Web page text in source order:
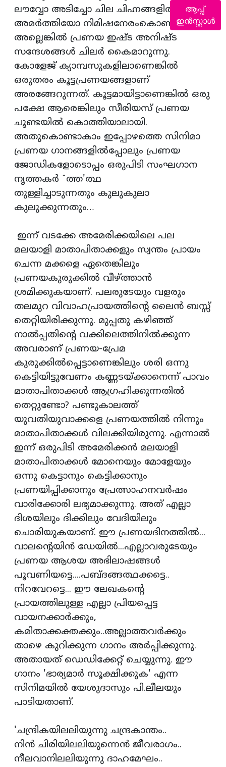
ലൗവ്വോ അടിച്ചോ ചില ചിഹ്നങ്ങളില്‍ കൈ
അമര്‍ത്തിയോ നിമിഷനേരംകൊണ്ട് ലൗ
അല്ലെങ്കില്‍ പ്രണയ ഇഷ്ട അനിഷ്ട
സന്ദേശങ്ങള്‍ ചിലര്‍ കൈമാറുന്നു.
കോളേജ് ക്യാമ്പസുകളിലാണെങ്കില്‍
ഒരുതരം കൂട്ടപ്രണയങ്ങളാണ്
അരങ്ങേറുന്നത്. കൂട്ടമായിട്ടാണെങ്കില്‍ ഒരു
പക്ഷേ ആരെങ്കിലും സീരിയസ് പ്രണയ
ചൂണ്ടയില്‍ കൊത്തിയാലായി.
അതുകൊണ്ടാകാം ഇപ്പോഴത്തെ സിനിമാ
പ്രണയ ഗാനങ്ങളില്‍പ്പോലും പ്രണയ
ജോഡികളോടൊപ്പം ഒരുപിടി സംഘഗാന
നൃത്തകര്‍ ˆത്ത'ത്ഥ
തുള്ളിച്ചാടുന്നതും കുലുകുലാ
കുലുക്കുന്നതും…
ഇന്ന് വടക്കേ അമേരിക്കയിലെ പല
മലയാളി മാതാപിതാക്കളും സ്വന്തം പ്രായം
ചെന്ന മക്കളെ ഏതെങ്കിലും
പ്രണയകുരുക്കില്‍ വീഴ്ത്താന്‍
ശ്രമിക്കുകയാണ്. പലരുടേയും വളരും
തലമുറ വിവാഹപ്രായത്തിന്റെ ലൈന്‍ ബസ്സ്
തെറ്റിയിരിക്കുന്നു. മുപ്പതു കഴിഞ്ഞ്
നാല്‍പ്പതിന്റെ വക്കിലെത്തിനില്‍ക്കുന്ന
അവരാണ് പ്രണയ-പ്രേമ
കുരുക്കില്‍പ്പെട്ടാണെങ്കിലും ശരി ഒന്നു
കെട്ടിയിട്ടുവേണം കണ്ണടയ്ക്കാനെന്ന് പാവം
മാതാപിതാക്കള്‍ ആഗ്രഹിക്കുന്നതില്‍
തെറ്റുണ്ടോ? പണ്ടുകാലത്ത്
യുവതിയുവാക്കളെ പ്രണയത്തില്‍ നിന്നും
മാതാപിതാക്കള്‍ വിലക്കിയിരുന്നു. എന്നാല്‍
ഇന്ന് ഒരുപിടി അമേരിക്കന്‍ മലയാളി
മാതാപിതാക്കള്‍ മോനെയും മോളേയും
ഒന്നു കെട്ടാനും കെട്ടിക്കാനും
പ്രണയിപ്പിക്കാനും പ്രേത്സാഹനവര്‍ഷം
വാരിക്കോരി ലഭ്യമാക്കുന്നു. അത് എല്ലാ
ദിശയിലും ദിക്കിലും വേദിയിലും
ചൊരിയുകയാണ്. ഈ പ്രണയദിനത്തില്‍...
വാലന്റെയിന്‍ ഡേയില്‍...എല്ലാവരുടേയും
പ്രണയ ആശയ അഭിലാഷങ്ങള്‍
പൂവണിയട്ടെ....പബ്ദങ്ങത്ഥക്കട്ടെ..
നിറവേറട്ടെ... ഈ ലേഖകന്റെ
പ്രായത്തിലുള്ള എല്ലാ പ്രിയപ്പെട്ട
വായനക്കാര്‍ക്കും,
കമിതാക്കക്തക്കും..അല്ലാത്തവര്‍ക്കും
താഴെ കുറിക്കുന്ന ഗാനം അര്‍പ്പിക്കുന്നു.
അതായത് ഡെഡിക്കേറ്റ് ചെയ്യുന്നു. ഈ
ഗാനം 'ഭാര്യമാര്‍ സൂക്ഷിക്കുക' എന്ന
സിനിമയില്‍ യേശുദാസും പി.ലീലയും
പാടിയതാണ്.
'ചന്ദ്രികയിലലിയുന്നു ചന്ദ്രകാന്തം..
നിന്‍ ചിരിയിലലിയുന്നെന്‍ ജീവരാഗം..
നീലവാനിലലിയുന്നു ദാഹമേഘം..
ആപ്പ്
ഇൻസ്റ്റാൾ